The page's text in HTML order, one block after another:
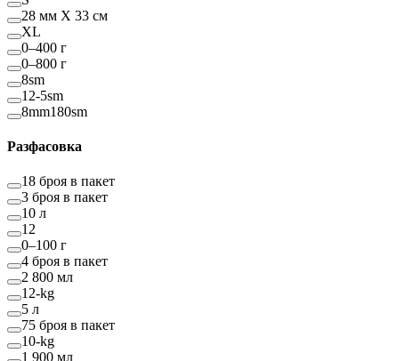
28 мм Х 33 см
XL
0–400 г
0–800 г
8sm
12-5sm
8mm180sm
Разфасовка
18 броя в пакет
3 броя в пакет
10 л
12
0–100 г
4 броя в пакет
2 800 мл
12-kg
5 л
75 броя в пакет
10-kg
1 900 мл